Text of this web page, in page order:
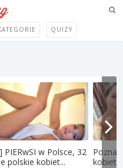
QUIZY
PIERwSI w Polsce, 32
polskie kobiet...
Poznaj